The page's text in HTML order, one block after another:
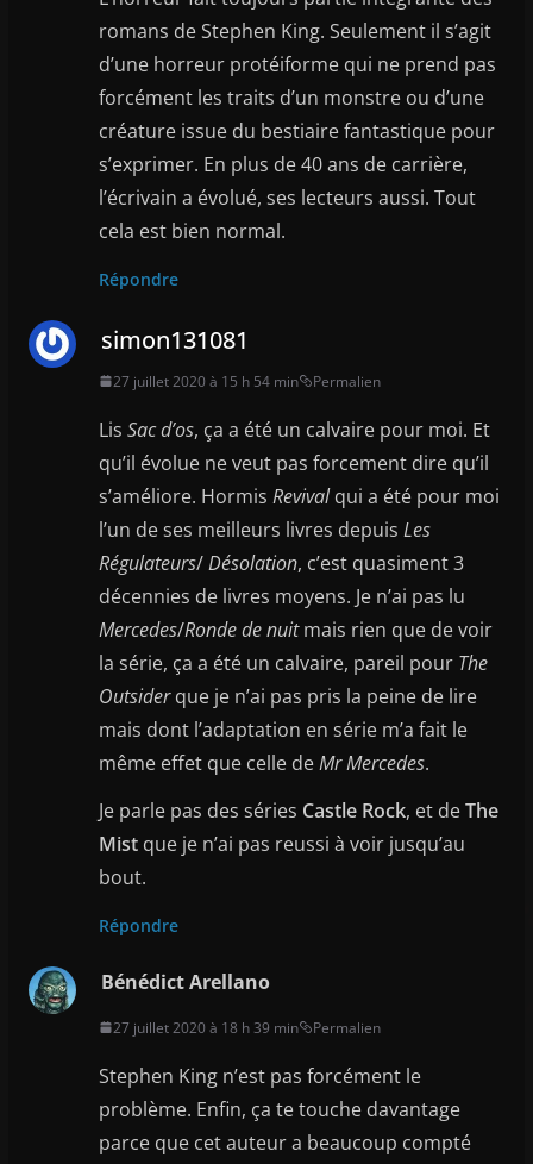
romans de Stephen King. Seulement il s’agit
d’une horreur protéiforme qui ne prend pas
forcément les traits d’un monstre ou d’une
créature issue du bestiaire fantastique pour
s’exprimer. En plus de 40 ans de carrière,
l’écrivain a évolué, ses lecteurs aussi. Tout
cela est bien normal.
Répondre
simon131081
27 juillet 2020 à 15 h 54 min Permalien
Lis Sac d’os, ça a été un calvaire pour moi. Et
qu’il évolue ne veut pas forcement dire qu’il
s’améliore. Hormis Revivalqui a été pour moi
l’un de ses meilleurs livres depuis Les
Régulateurs/Désolation, c’est quasiment 3
décennies de livres moyens. Je n’ai pas lu
Mercedes/Ronde de nuitmais rien que de voir
la série, ça a été un calvaire, pareil pour The
Outsiderque je n’ai pas pris la peine de lire
mais dont l’adaptation en série m’a fait le
même effet que celle deMr Mercedes.
Je parle pas des séries Castle Rock, et deThe
Mistque je n’ai pas reussi à voir jusqu’au
bout.
Répondre
Bénédict Arellano
27 juillet 2020 à 18 h 39 min Permalien
Stephen King n’est pas forcément le
problème. Enfin, ça te touche davantage
parce que cet auteur a beaucoup compté